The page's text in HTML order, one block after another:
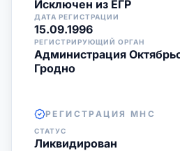
Исключен из ЕГР
ДАТА РЕГИСТРАЦИИ
15.09.1996
РЕГИСТРИРУЮЩИЙ ОРГАН
Администрация
Гродно
РЕГИСТРАЦИЯ МНС
СТАТУС
Ликвидирован